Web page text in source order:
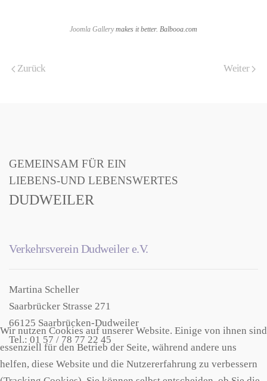
Joomla Gallerymakes it better. Balbooa.com
Zurück Weiter
GEMEINSAM FÜR EIN
LIEBENS-UND LEBENSWERTES
DUDWEILER
Verkehrsverein Dudweiler e.V.
Martina Scheller
Saarbrücker Strasse 271
66125 Saarbrücken-Dudweiler
Tel.: 01 57 / 78 77 22 45
Wir nutzen Cookies auf unserer Website. Einige von ihnen sind
essenziell für den Betrieb der Seite, während andere uns
helfen, diese Website und die Nutzererfahrung zu verbessern